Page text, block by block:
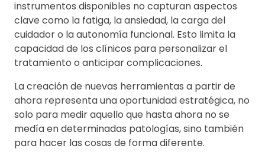
instrumentos disponibles no capturan aspectos
clave como la fatiga, la ansiedad, la carga del
cuidador o la autonomía funcional. Esto limita la
capacidad de los clínicos para personalizar el
tratamiento o anticipar complicaciones.
La creación de nuevas herramientas a partir de
ahora representa una oportunidad estratégica, no
solo para medir aquello que hasta ahora no se
medía en determinadas patologías, sino también
para hacer las cosas de forma diferente.